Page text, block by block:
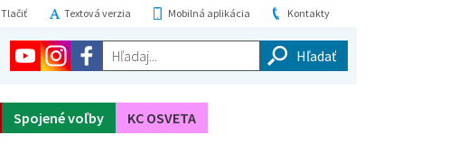
Kontakty
Mobilná aplikácia
Textová verzia
Tlačiť
Hľadaj...
Spojené voľby KC OSVETA